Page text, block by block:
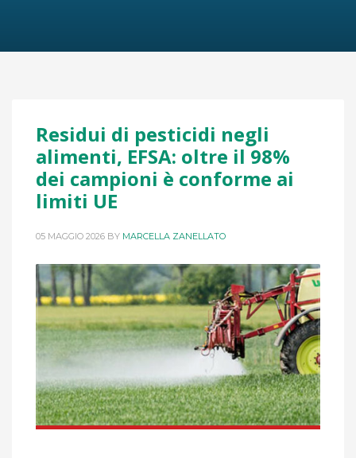
Residui di pesticidi negli
alimenti, EFSA: oltre il 98%
dei campioni è conforme ai
limiti UE
05 MAGGIO 2026 BY MARCELLA ZANELLATO